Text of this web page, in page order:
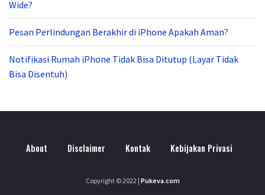
Wide?
Pesan Perlindungan Berakhir di iPhone Apakah Aman?
Notifikasi Rumah iPhone Tidak Bisa Ditutup (Layar Tidak
Bisa Disentuh)
About Disclaimer Kontak Kebijakan Privasi
Copyright © 2022 | Pukeva.com